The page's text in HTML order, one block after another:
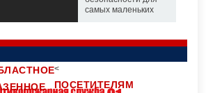
<
ПОСЕТИТЕЛЯМ